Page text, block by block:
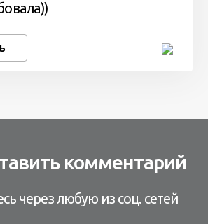
комментарий
через любую из соц. сетей